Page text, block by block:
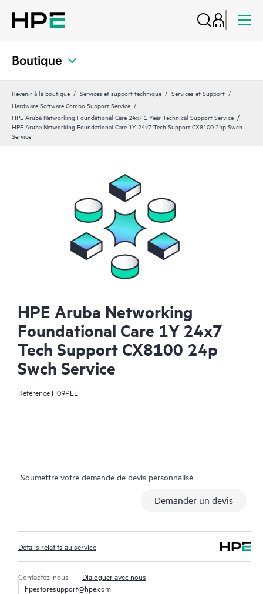
Boutique
Revenir à la boutique Services et support technique
Services et Support
Hardware Software Combo Support Service
HPE Aruba Networking Foundational Care 24x7 1 Year Technical Support Service
HPE Aruba Networking Foundational Care 1Y 24x7 Tech Support CX8100 24p Swch
Service
HPE Aruba Networking
Foundational Care 1Y 24x7
Tech Support CX8100 24p
Swch Service
Référence H09PLE
Soumettre votre demande de devis personnalisé
Demander un devis
Détails relatifs au service
Contactez-nous
Dialoguer avec nous
hpestoresupport@hpe.com